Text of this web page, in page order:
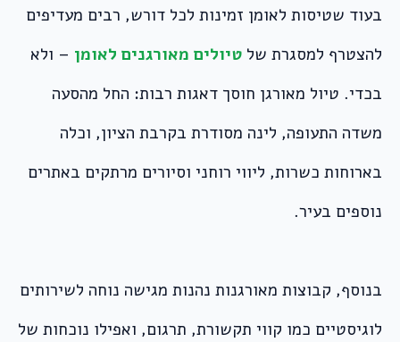
בעוד שטיסות לאומן זמינות לכל דורש, רבים מעדיפים
להצטרף למסגרת של טיולים מאורגנים לאומן – ולא
בכדי. טיול מאורגן חוסך דאגות רבות: החל מהסעה
משדה התעופה, לינה מסודרת בקרבת הציון, וכלה
בארוחות כשרות, ליווי רוחני וסיורים מרתקים באתרים
נוספים בעיר.
בנוסף, קבוצות מאורגנות נהנות מגישה נוחה לשירותים
לוגיסטיים כמו קווי תקשורת, תרגום, ואפילו נוכחות של